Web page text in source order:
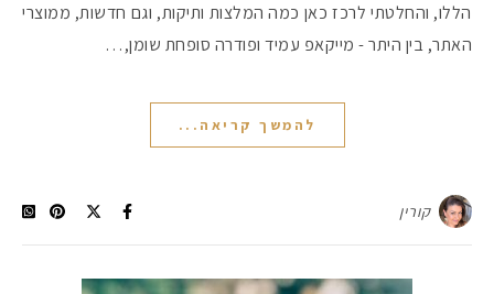
הללו, והחלטתי לרכז כאן כמה המלצות ותיקות, וגם חדשות, ממוצרי
האתר, בין היתר - מייקאפ עמיד ופודרה סופחת שומן,…
להמשך קריאה...
קורין